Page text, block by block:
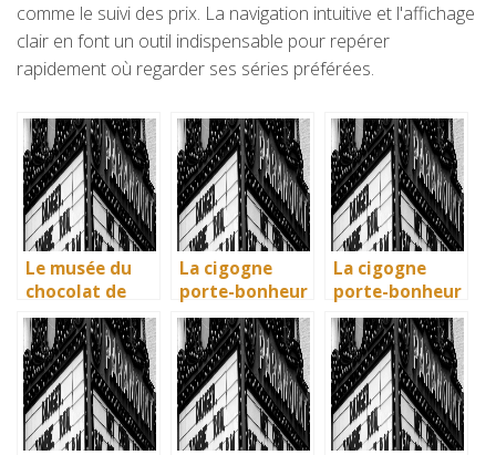
comme le suivi des prix. La navigation intuitive et l'affichage
clair en font un outil indispensable pour repérer
rapidement où regarder ses séries préférées.
Le musée du
chocolat de
Bayonne : la
mémoire
vivante des
artisans
basques
La cigogne
porte-bonheur
: que dit la
légende ? Son
influence dans
la littérature
enfantine
La cigogne
porte-bonheur
: que dit la
légende ? Son
influence dans
la littérature
enfantine